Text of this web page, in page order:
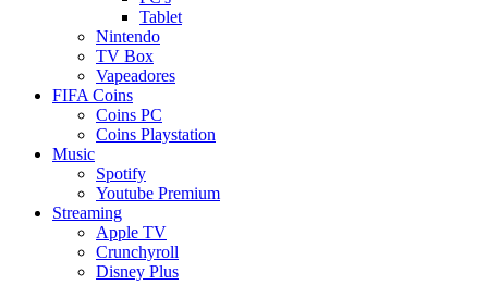
Tablet
Nintendo
TV Box
Vapeadores
FIFA Coins
Coins PC
Coins Playstation
Music
Spotify
Youtube Premium
Streaming
Apple TV
Crunchyroll
Disney Plus